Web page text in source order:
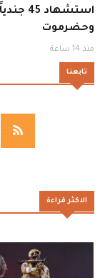
وحضرموت
منذ 14 ساعة
تابعنا
الاكثر قراءة